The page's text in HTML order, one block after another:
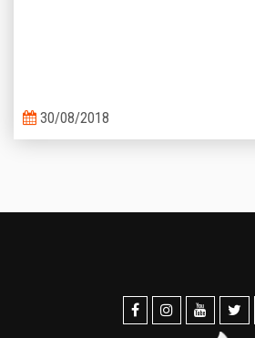
30/08/2018